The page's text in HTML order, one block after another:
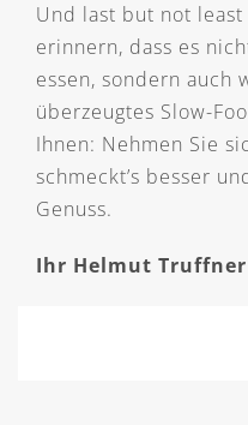
Und last but not
erinnern, dass es
essen, sondern auch
überzeugtes Slow-
Ihnen: Nehmen Sie
schmeckt’s besser
Genuss.
Ihr Helmut Truffner